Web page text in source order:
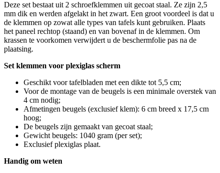
Deze set bestaat uit 2 schroefklemmen uit gecoat staal. Ze zijn 2,5
mm dik en werden afgelakt in het zwart. Een groot voordeel is dat u
de klemmen op zowat alle types van tafels kunt gebruiken. Plaats
het paneel rechtop (staand) en van bovenaf in de klemmen. Om
krassen te voorkomen verwijdert u de beschermfolie pas na de
plaatsing.
Set klemmen voor plexiglas scherm
Geschikt voor tafelbladen met een dikte tot 5,5 cm;
Voor de montage van de beugels is een minimale overstek van
4 cm nodig;
Afmetingen beugels (exclusief klem): 6 cm breed x 17,5 cm
hoog;
De beugels zijn gemaakt van gecoat staal;
Gewicht beugels: 1040 gram (per set);
Exclusief plexiglas plaat.
Handig om weten